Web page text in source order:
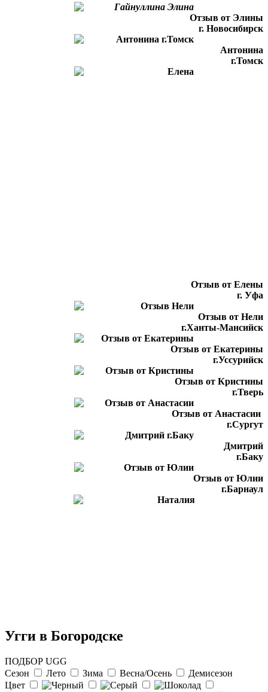
Отзыв от Элины
г. Новосибирск
Антонина
г.Томск
Отзыв от Елены
г. Уфа
Отзыв от Нели
г.Ханты-Мансийск
Отзыв от Екатерины
г.Уссурийск
Отзыв от Кристины
г.Тверь
Отзыв от Анастасии
г.Сургут
Дмитрий
г.Баку
Отзыв от Юлии
г.Барнаул
Угги в Богородске
ПОДБОР UGG
Сезон
Лето Зима Весна/Осень
Демисезон
Цвет